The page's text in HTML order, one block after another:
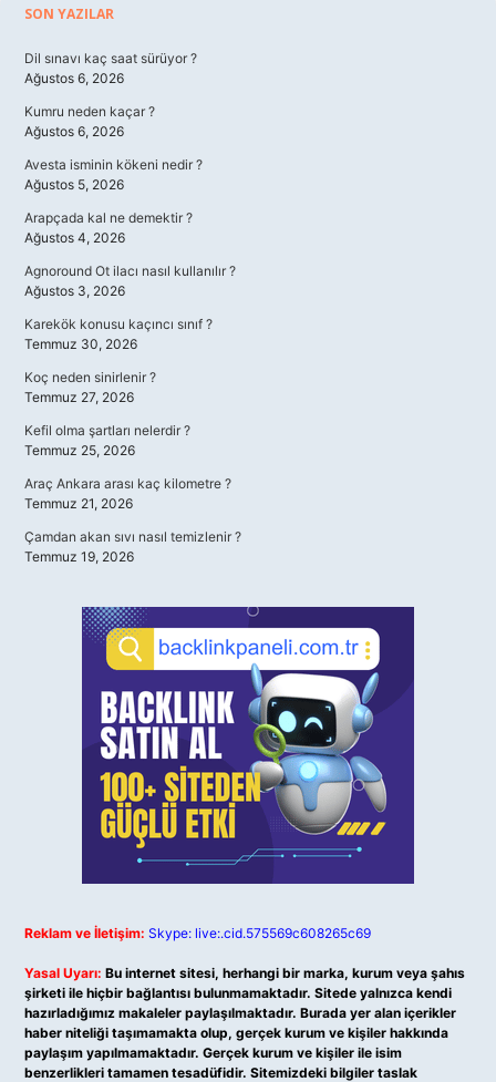
Sidebar
SON YAZILAR
Dil sınavı kaç saat sürüyor ?
Ağustos 6, 2026
Kumru neden kaçar ?
Ağustos 6, 2026
Avesta isminin kökeni nedir ?
Ağustos 5, 2026
Arapçada kal ne demektir ?
Ağustos 4, 2026
Agnoround Ot ilacı nasıl kullanılır ?
Ağustos 3, 2026
Karekök konusu kaçıncı sınıf ?
Temmuz 30, 2026
Koç neden sinirlenir ?
Temmuz 27, 2026
Kefil olma şartları nelerdir ?
Temmuz 25, 2026
Araç Ankara arası kaç kilometre ?
Temmuz 21, 2026
Çamdan akan sıvı nasıl temizlenir ?
Temmuz 19, 2026
Reklam ve İletişim: Skype: live:.cid.575569c608265c69
Yasal Uyarı: Bu internet sitesi, herhangi bir marka, kurum veya şahıs
şirketi ile hiçbir bağlantısı bulunmamaktadır. Sitede yalnızca kendi
hazırladığımız makaleler paylaşılmaktadır. Burada yer alan içerikler
haber niteliği taşımamakta olup, gerçek kurum ve kişiler hakkında
paylaşım yapılmamaktadır. Gerçek kurum ve kişiler ile isim
benzerlikleri tamamen tesadüfidir. Sitemizdeki bilgiler taslak